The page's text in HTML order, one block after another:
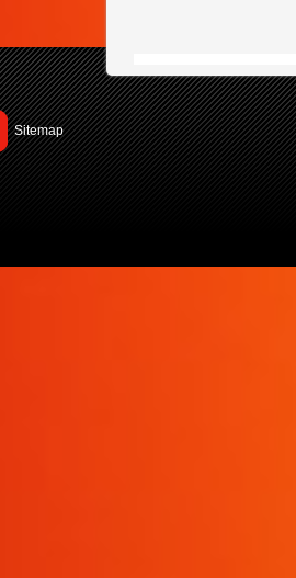
Sitemap